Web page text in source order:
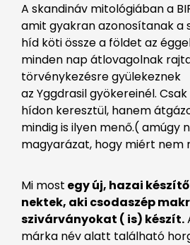
A skandináv mitológiában a
amit gyakran azonosítanak a
híd köti össze a földet az
minden nap átlovagolnak
törvénykezésre gyülekeznek
az Yggdrasil gyökereinél.
hídon keresztül, hanem
mindig is ilyen menő.( amúgy
magyarázat, hogy miért nem
Mi most egy új, hazai
nektek, aki csodaszép
szivárványokat ( is) készít.
márka név alatt található